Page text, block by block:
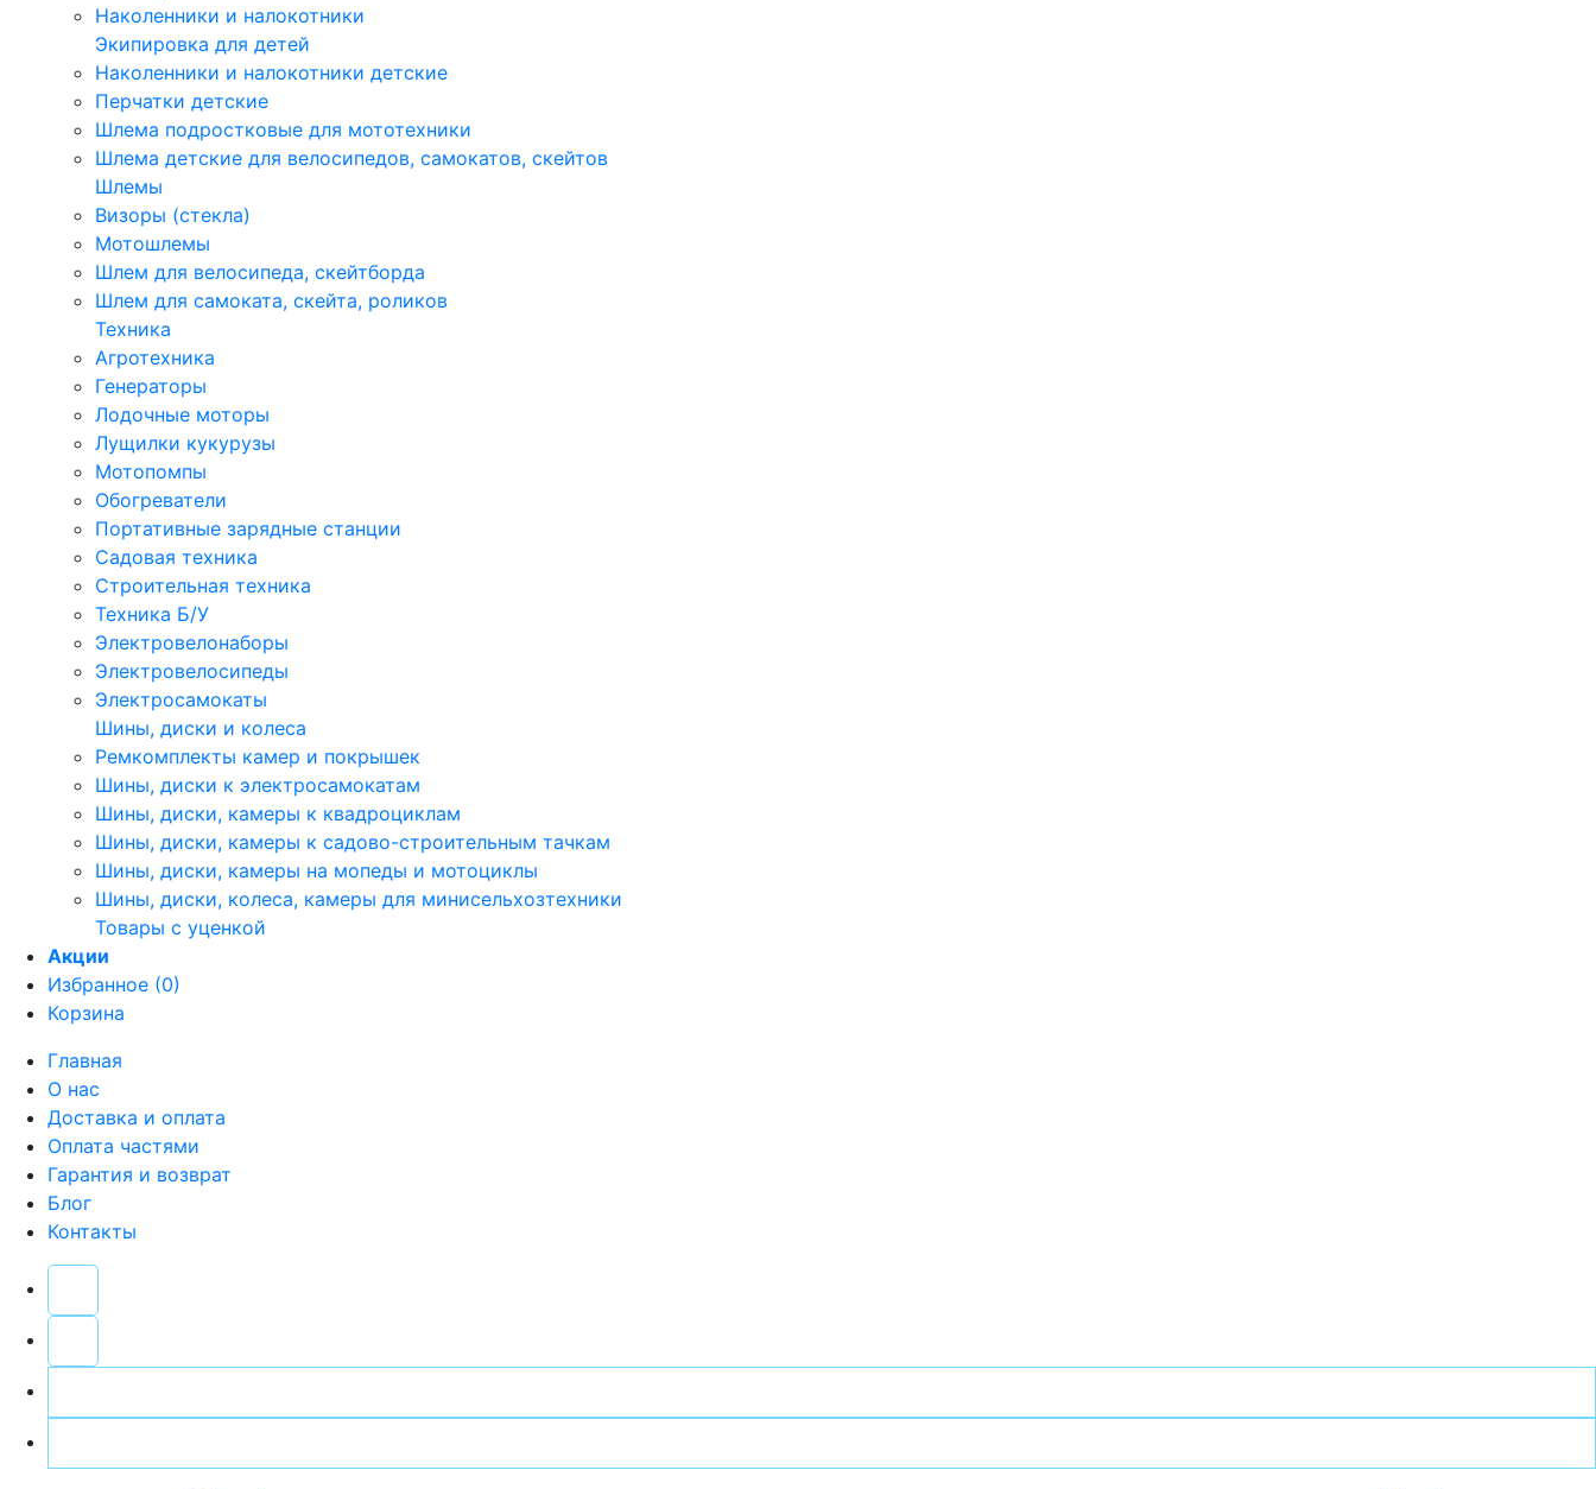
Наколенники и налокотники
Экипировка для детей
Наколенники и налокотники детские
Перчатки детские
Шлема подростковые для мототехники
Шлема детские для велосипедов, самокатов, скейтов
Шлемы
Визоры (стекла)
Мотошлемы
Шлем для велосипеда, скейтборда
Шлем для самоката, скейта, роликов
Техника
Агротехника
Генераторы
Лодочные моторы
Лущилки кукурузы
Мотопомпы
Обогреватели
Портативные зарядные станции
Садовая техника
Строительная техника
Техника Б/У
Электровелонаборы
Электровелосипеды
Электросамокаты
Шины, диски и колеса
Ремкомплекты камер и покрышек
Шины, диски к электросамокатам
Шины, диски, камеры к квадроциклам
Шины, диски, камеры к садово-строительным тачкам
Шины, диски, камеры на мопеды и мотоциклы
Шины, диски, колеса, камеры для минисельхозтехники
Товары с уценкой
Акции
Избранное (0)
Корзина
Главная
О нас
Доставка и оплата
Оплата частями
Гарантия и возврат
Блог
Контакты